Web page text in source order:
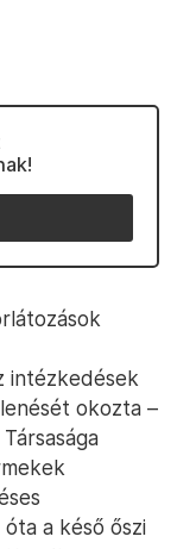
intézkedések
okozta –
a késő őszi